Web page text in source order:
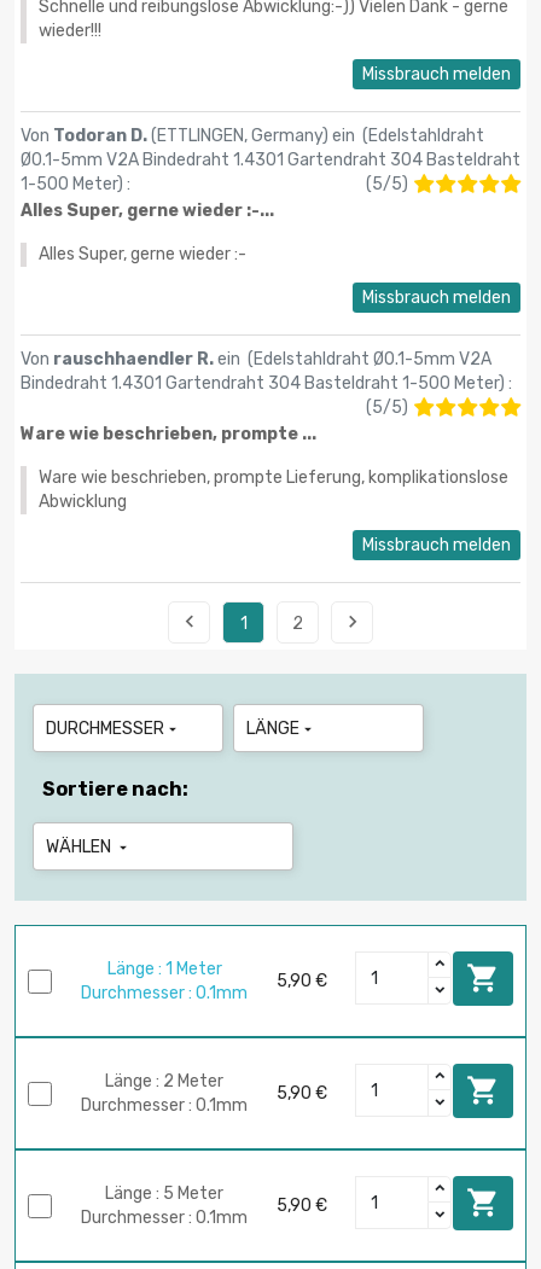
Schnelle und reibungslose Abwicklung:-)) Vielen Dank - gerne
wieder!!!
Missbrauch melden
Von Todoran D.(ETTLINGEN, Germany) ein (Edelstahldraht
Ø0.1-5mm V2A Bindedraht 1.4301 Gartendraht 304 Basteldraht
1-500 Meter) : (5/5)
Alles Super, gerne wieder :-...
Alles Super, gerne wieder :-
Missbrauch melden
Von rauschhaendler R.ein (Edelstahldraht Ø0.1-5mm V2A
Bindedraht 1.4301 Gartendraht 304 Basteldraht 1-500 Meter) :
(5/5)
Ware wie beschrieben, prompte ...
Ware wie beschrieben, prompte Lieferung, komplikationslose
Abwicklung
Missbrauch melden
 1 2 
DURCHMESSER  LÄNGE 
Sortiere nach:
WÄHLEN 
Länge : 1 Meter
Durchmesser : 0.1mm
5,90 € 
Länge : 2 Meter
Durchmesser : 0.1mm
5,90 € 
Länge : 5 Meter
Durchmesser : 0.1mm
5,90 € 